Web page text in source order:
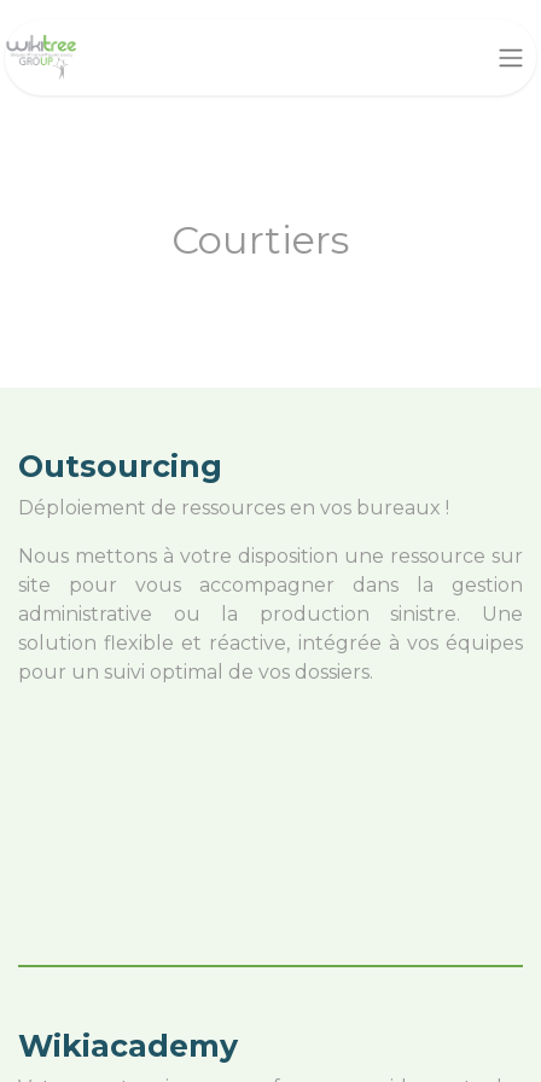
Courtiers
Outsourcing
Déploiement de ressources en vos bureaux !
Nous mettons à votre disposition une ressource sur
site pour vous accompagner dans la gestion
administrative ou la production sinistre. Une
solution flexible et réactive, intégrée à vos équipes
pour un suivi optimal de vos dossiers.
Wikiacademy